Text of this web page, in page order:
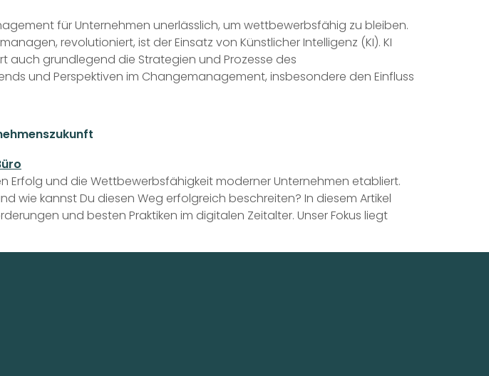
für Unternehmen unerlässlich, um wettbewerbsfähig zu bleiben.
revolutioniert, ist der Einsatz von Künstlicher Intelligenz (KI). KI
auch grundlegend die Strategien und Prozesse des
und Perspektiven im Changemanagement, insbesondere den Einfluss
Erfolg und die Wettbewerbsfähigkeit moderner Unternehmen etabliert.
wie kannst Du diesen Weg erfolgreich beschreiten? In diesem Artikel
und besten Praktiken im digitalen Zeitalter. Unser Fokus liegt